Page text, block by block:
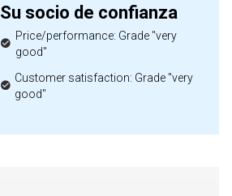
Su socio de confianza
Price/performance: Grade "very
good"
Customer satisfaction: Grade "very
good"